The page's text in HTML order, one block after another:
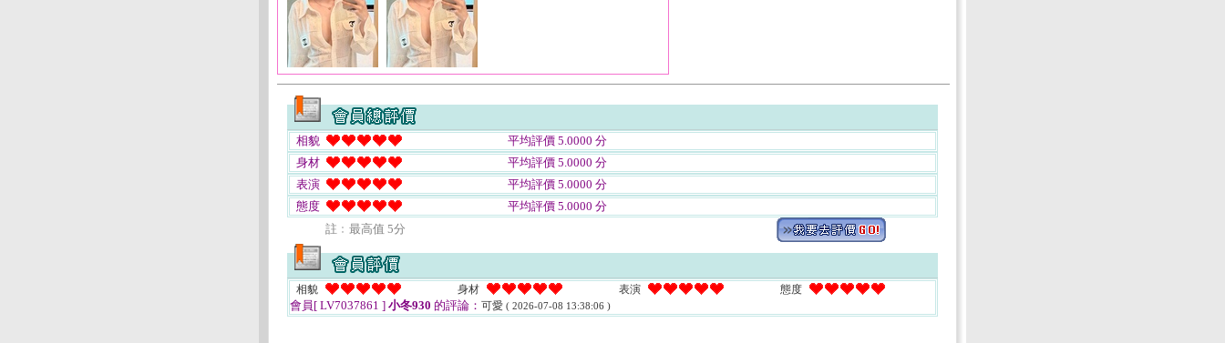
相貌
平均評價 5.0000 分
身材
平均評價 5.0000 分
表演
平均評價 5.0000 分
態度
平均評價 5.0000 分
註﹕最高值 5分
相貌 身材 表演 態度
會員[ LV7037861 ] 小冬930 的評論： 可愛 ( 2026-07-08 13:38:06 )